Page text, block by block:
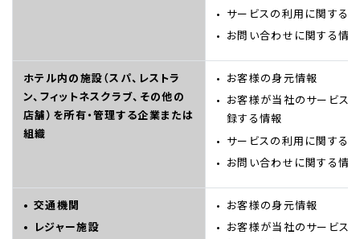
サービスの利用に関する
お問い合わせに関する情
ホテル内の施設（スパ、レストラ
ン、フィットネスクラブ、その他の
店舗）を所有・管理する企業または
組織
お客様の身元情報
お客様が当社のサービス
録する情報
サービスの利用に関する
お問い合わせに関する情
交通機関
レジャー施設
お客様の身元情報
お客様が当社のサービス